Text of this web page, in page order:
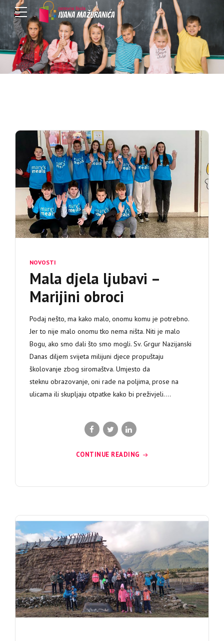
NOVOSTI
Mala djela ljubavi –
Marijini obroci
Podaj nešto, ma kako malo, onomu komu je potrebno.
Jer to nije malo onomu tko nema ništa. Niti je malo
Bogu, ako smo dali što smo mogli. Sv. Grgur Nazijanski
Danas diljem svijeta milijuni djece propuštaju
školovanje zbog siromaštva. Umjesto da
steknu obrazovanje, oni rade na poljima, prose na
ulicama ili skupljaju otpatke kako bi preživjeli....
CONTINUE READING